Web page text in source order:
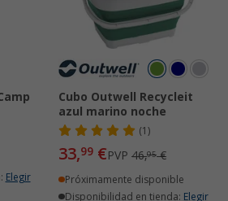
Elegir
Cubo Outwell Recycleit
azul marino noche
(1)
33,99 €PVP 46,95€
Próximamente disponible
Disponibilidad en tienda: Elegir